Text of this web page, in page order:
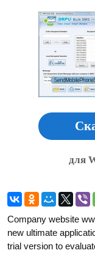
для
Company website
new ultimate
trial version to